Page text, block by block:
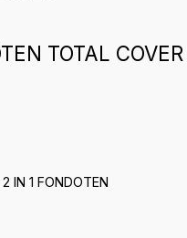
TOTAL COVER
IN 1 FONDOTEN